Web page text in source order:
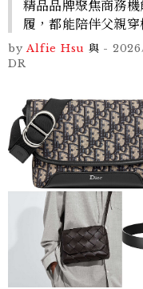
精品品牌聚焦商務
履，都能陪伴父親
by Alfie Hsu 與 -
DR